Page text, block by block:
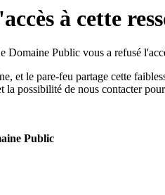
à cette
Domaine Public vous a refusé
et le pare-feu partage cette
la possibilité de nous contacter
Public